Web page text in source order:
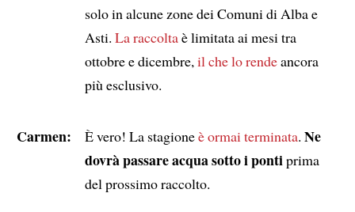
solo in alcune zone dei Comuni di Alba e
Asti. La raccoltaè limitata ai mesi tra
ottobre e dicembre, il che lo rendeancora
più esclusivo.
Carmen: È vero! La stagioneè ormai terminata. Ne
dovrà passare acqua sotto i pontiprima
del prossimo raccolto.